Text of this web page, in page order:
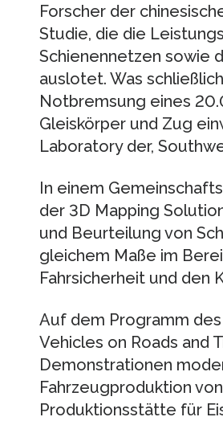
Forscher der
Studie, die die
Schienennetzen sowie
auslotet. Was
Notbremsung eines
Gleiskörper und Zug
Laboratory der,
In einem
der 3D Mapping
und Beurteilung von
gleichem Maße im
Fahrsicherheit und den
Auf dem Programm
Vehicles on Roads and
Demonstrationen
Fahrzeugproduktion
Produktionsstätte für